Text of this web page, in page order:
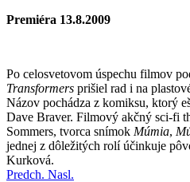
Premiéra 13.8.2009
Po celosvetovom úspechu filmov
Transformers prišiel rad i na
Názov pochádza z komiksu, ktorý
Dave Braver. Filmový akčný sci-fi
Sommers, tvorca snímok Múmia,
jednej z dôležitých rolí účinkuje
Kurková.
Predch. Nasl.